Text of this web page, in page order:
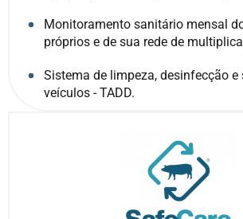
Monitoramento sanitário mensal
próprios e de sua rede de
Sistema de limpeza, desinfecção e
veículos - TADD.